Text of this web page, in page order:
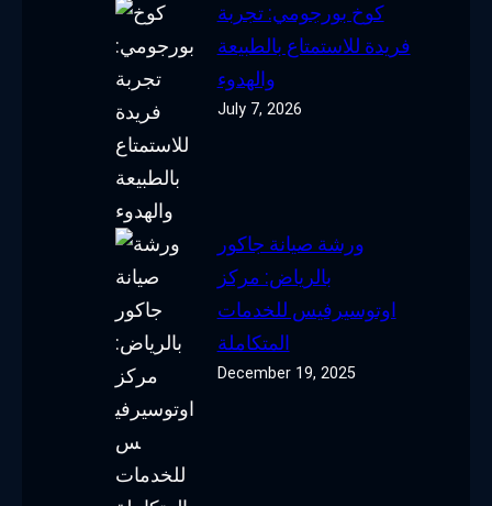
كوخ بورجومي: تجربة
فريدة للاستمتاع بالطبيعة
والهدوء
July 7, 2026
ورشة صيانة جاكور
بالرياض: مركز
اوتوسيرفيس للخدمات
المتكاملة
December 19, 2025